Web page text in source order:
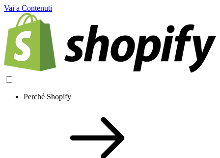
Vai a Contenuti
Perché Shopify